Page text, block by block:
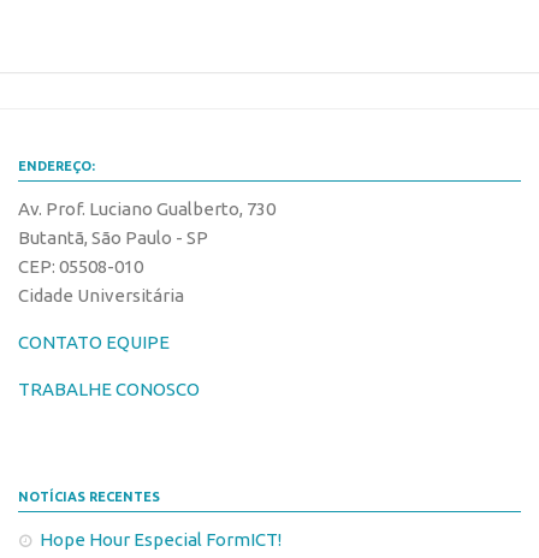
Leis e Normas
Editais de TT
Convênios
Chamamento
PIPE/FAPESP
SPRINT
Conexão USP
ENDEREÇO:
Av. Prof. Luciano Gualberto, 730
Butantã, São Paulo - SP
CEP: 05508-010
Cidade Universitária
CONTATO EQUIPE
TRABALHE CONOSCO
NOTÍCIAS RECENTES
Hope Hour Especial FormICT!